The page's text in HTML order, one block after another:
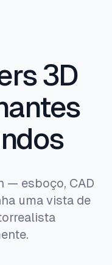
3D
— esboço, CAD
uma vista de